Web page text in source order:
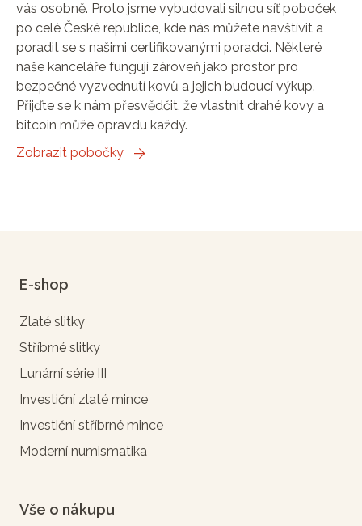
vás osobně. Proto jsme vybudovali silnou síť poboček
po celé České republice, kde nás můžete navštívit a
poradit se s našimi certifikovanými poradci. Některé
naše kanceláře fungují zároveň jako prostor pro
bezpečné vyzvednutí kovů a jejich budoucí výkup.
Přijďte se k nám přesvědčit, že vlastnit drahé kovy a
bitcoin může opravdu každý.
Zobrazit pobočky
E-shop
Zlaté slitky
Stříbrné slitky
Lunární série III
Investiční zlaté mince
Investiční stříbrné mince
Moderní numismatika
Vše o nákupu